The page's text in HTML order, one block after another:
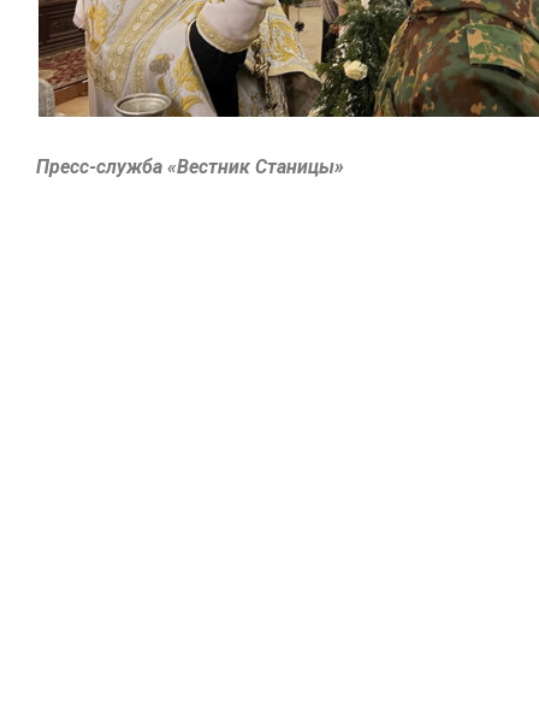
Пресс-служба «Вестник Станицы»